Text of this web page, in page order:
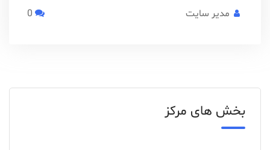
مدیر سایت
بخش های مرکز